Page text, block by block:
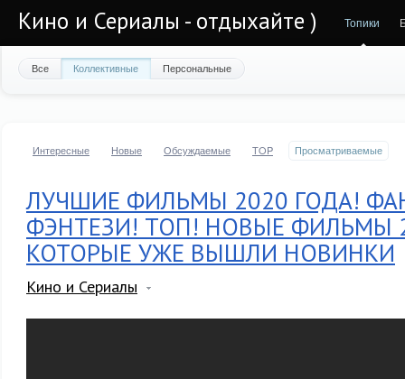
Кино и Сериалы - отдыхайте ) Топики
Все Коллективные Персональные
Интересные Новые Обсуждаемые TOP Просматриваемые
ЛУЧШИЕ ФИЛЬМЫ 2020 ГОДА!
ФЭНТЕЗИ! ТОП! НОВЫЕ ФИЛЬМЫ
КОТОРЫЕ УЖЕ ВЫШЛИ НОВИНКИ
Кино и Сериалы